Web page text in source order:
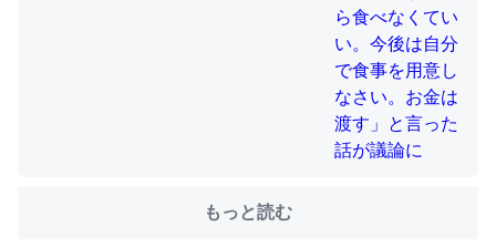
─たまにLINEするくらいだった遠方の父67歳と僕。ITツール導入で
コミュニケーションが劇的に変化した｜tayorini by LIFULL介護
回線代ほとんどかからないですよ。参考：
もっと読む